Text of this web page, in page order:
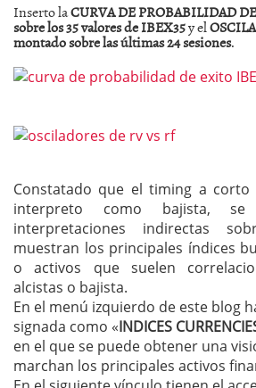
Inserto laCURVA DE PROBABILIDAD
sobre los 35 valores de IBEX35y el
montado sobre las últimas 24 sesiones.
Constatado que el timing a corto
interpreto como bajista, se
interpretaciones indirectas
muestran los principales índices
o activos que suelen
alcistas o bajista.
En el menú izquierdo de este blog
signada como «INDICES
en el que se puede obtener una
marchan los principales activos